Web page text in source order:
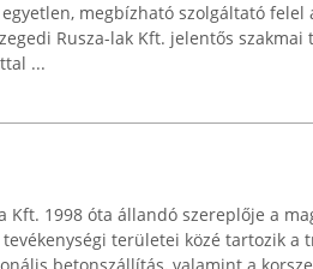
megbízható szolgáltató felel
Rusza-lak Kft. jelentős szakmai
...
Kft. 1998 óta állandó szereplője a
területei közé tartozik a